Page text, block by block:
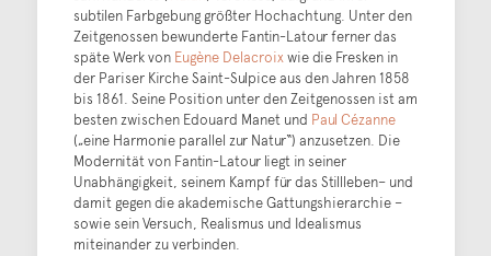
subtilen Farbgebung größter Hochachtung. Unter den
Zeitgenossen bewunderte Fantin-Latour ferner das
späte Werk von Eugène Delacroixwie die Fresken in
der Pariser Kirche Saint-Sulpice aus den Jahren 1858
bis 1861. Seine Position unter den Zeitgenossen ist am
besten zwischen Edouard Manet und Paul Cézanne
(„eine Harmonie parallel zur Natur“) anzusetzen. Die
Modernität von Fantin-Latour liegt in seiner
Unabhängigkeit, seinem Kampf für das Stillleben– und
damit gegen die akademische Gattungshierarchie –
sowie sein Versuch, Realismus und Idealismus
miteinander zu verbinden.